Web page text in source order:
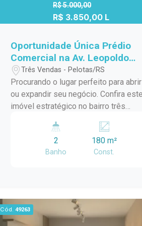
R$ 5.000,00
R$ 3.850,00 L
Oportunidade Única Prédio
Comercial na Av. Leopoldo
BrodTrês Vendas - Pelotas/RS
Procurando o lugar perfeito para abrir
ou expandir seu negócio. Confira este
imóvel estratégico no bairro três
O espaço é ideal para restaurantes,
lancherias, pubs, cafés, lojas de
conveniência, estúdios de estética,
ampla entrada lateral. 02 banheiros Um
imóvel completo, com excelente
2
Banho
180 m²
Const.
Cód. 49263